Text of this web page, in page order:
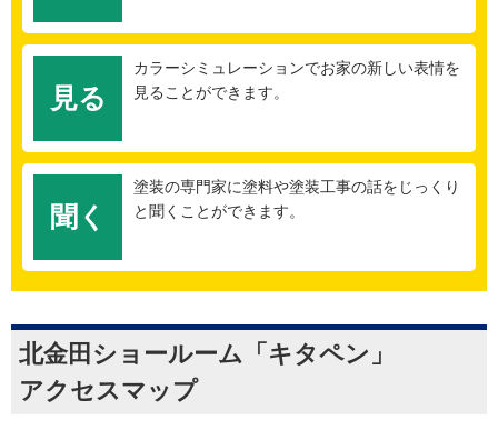
見る
カラーシミュレーションでお家の新しい表情を
見ることができます。
聞く
塗装の専門家に塗料や塗装工事の話をじっくり
と聞くことができます。
北金田ショールーム「キタペン」
アクセスマップ